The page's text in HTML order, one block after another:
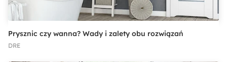
Prysznic czy wanna? Wady i zalety obu rozwiązań
DRE